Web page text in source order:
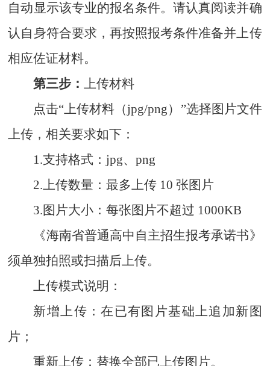
自动显示该专业的报名条件。请认真阅读并确
认自身符合要求，再按照报考条件准备并上传
相应佐证材料。
第三步：上传材料
点击“上传材料（jpg/png）”选择图片文件
上传，相关要求如下：
1.支持格式：jpg、png
2.上传数量：最多上传 10 张图片
3.图片大小：每张图片不超过 1000KB
《海南省普通高中自主招生报考承诺书》
须单独拍照或扫描后上传。
上传模式说明：
新增上传：在已有图片基础上追加新图
片；
重新上传：替换全部已上传图片。